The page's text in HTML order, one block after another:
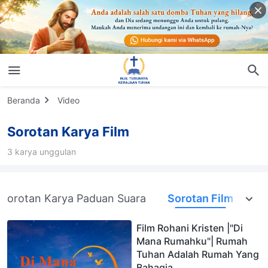
Beranda Video
Sorotan Karya Film
3 karya unggulan
Sorotan Karya Paduan Suara Sorotan Film
Film Rohani Kristen |"Di
Mana Rumahku"| Rumah
Tuhan Adalah Rumah Yang